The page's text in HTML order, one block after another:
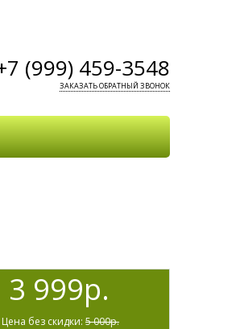
(999) 459-3548
ЗАКАЗАТЬ ОБРАТНЫЙ ЗВОНОК
3 999р.
Цена без скидки: 5 000р.